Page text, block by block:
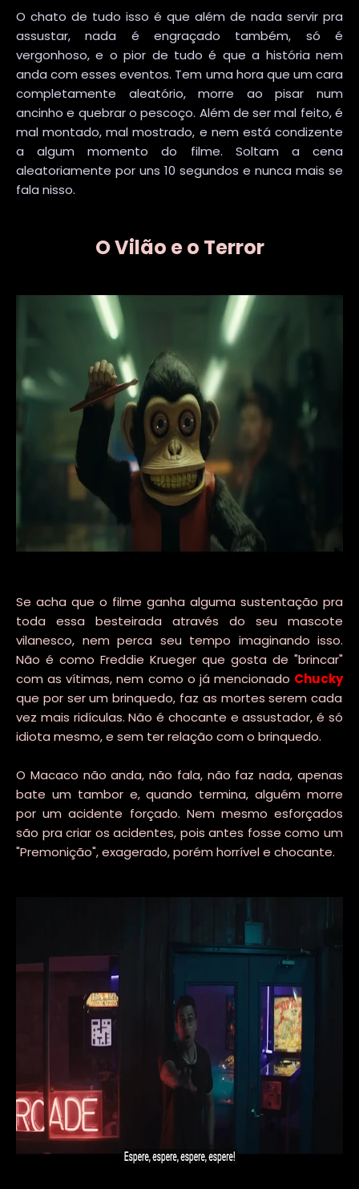
O chato de tudo isso é que além de nada servir pra
assustar, nada é engraçado também, só é
vergonhoso, e o pior de tudo é que a história nem
anda com esses eventos. Tem uma hora que um cara
completamente aleatório, morre ao pisar num
ancinho e quebrar o pescoço. Além de ser mal feito, é
mal montado, mal mostrado, e nem está condizente
a algum momento do filme. Soltam a cena
aleatoriamente por uns 10 segundos e nunca mais se
fala nisso.
O Vilão e o Terror
Se acha que o filme ganha alguma sustentação pra
toda essa besteirada através do seu mascote
vilanesco, nem perca seu tempo imaginando isso.
Não é como Freddie Krueger que gosta de "brincar"
com as vítimas, nem como o já mencionado Chucky
que por ser um brinquedo, faz as mortes serem cada
vez mais ridículas. Não é chocante e assustador, é só
idiota mesmo, e sem ter relação com o brinquedo.
O Macaco não anda, não fala, não faz nada, apenas
bate um tambor e, quando termina, alguém morre
por um acidente forçado. Nem mesmo esforçados
são pra criar os acidentes, pois antes fosse como um
"Premonição", exagerado, porém horrível e chocante.